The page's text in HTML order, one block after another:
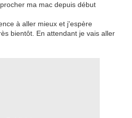
ma mac depuis début
à aller mieux et j'espère
bientôt. En attendant je vais aller